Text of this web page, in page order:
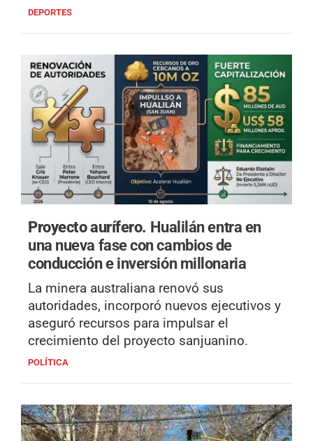
DEPORTES
Proyecto aurífero. Hualilán entra en
una nueva fase con cambios de
conducción e inversión millonaria
La minera australiana renovó sus
autoridades, incorporó nuevos ejecutivos y
aseguró recursos para impulsar el
crecimiento del proyecto sanjuanino.
POLÍTICA